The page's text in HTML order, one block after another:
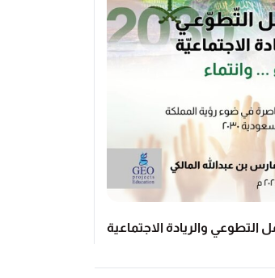
التطوعي والريادة الاجتماعية